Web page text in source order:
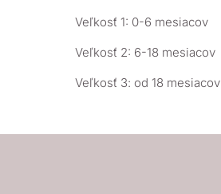
Veľkosť 1: 0-6 mesiacov
Veľkosť 2: 6-18 mesiacov
Veľkosť 3: od 18 mesiacov